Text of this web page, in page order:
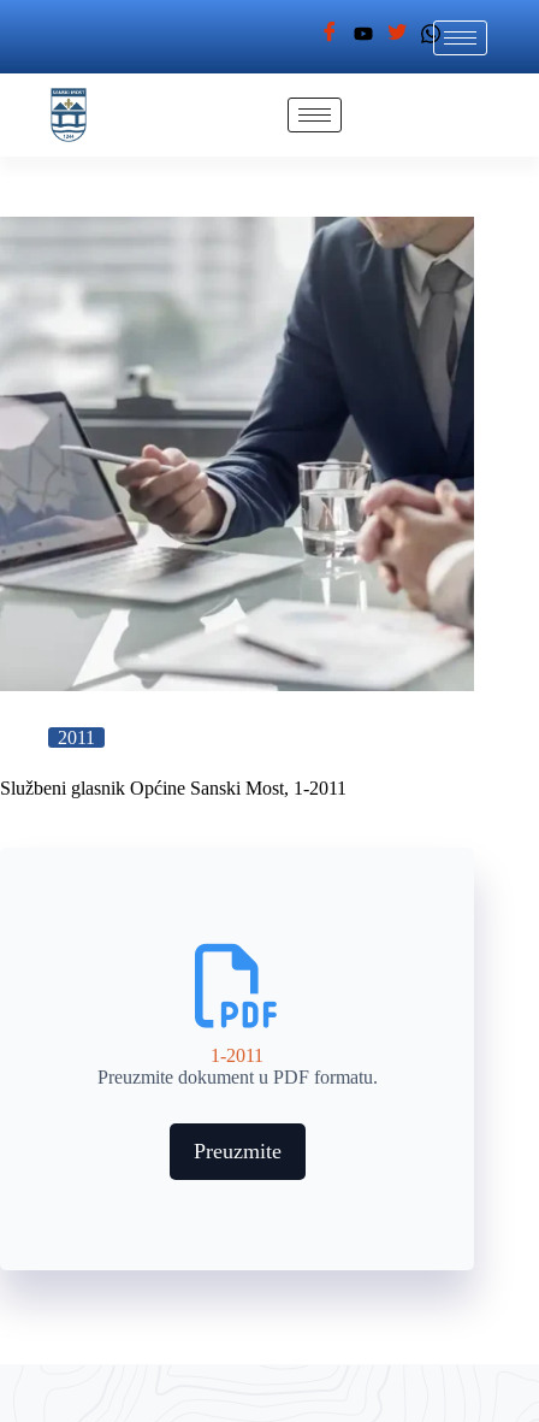
2011
Službeni glasnik Općine Sanski Most, 1-2011
1-2011
Preuzmite dokument u PDF formatu.
Preuzmite